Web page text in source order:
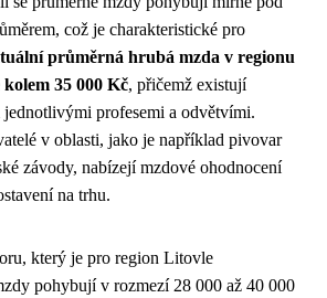
což je charakteristické pro
průměrná hrubá mzda v regionu
35 000 Kč, přičemž existují
profesemi a odvětvími.
v oblasti, jako je například pivovar
závody, nabízejí mzdové ohodnocení
na trhu.
který je pro region Litovle
pohybují v rozmezí 28 000 až 40 000